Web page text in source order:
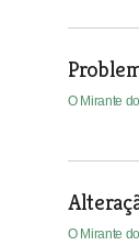
O Mirante
O Mirante